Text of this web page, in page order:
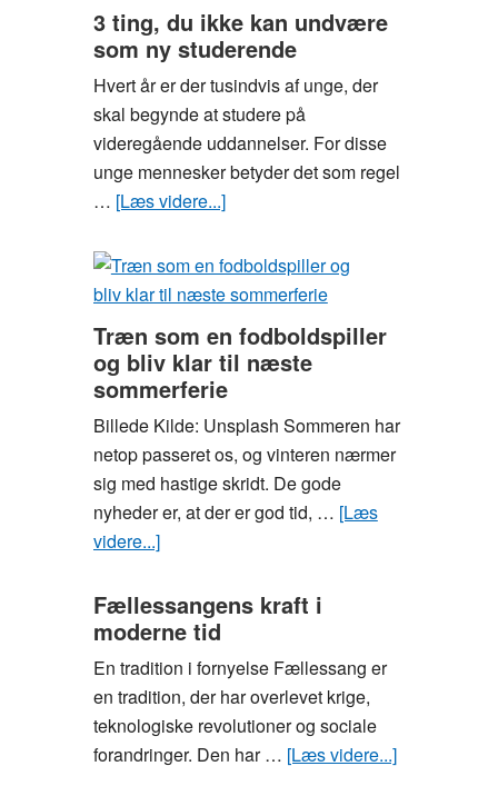
studerende
3 ting, du ikke kan undvære
som ny studerende
Hvert år er der tusindvis af unge, der
skal begynde at studere på
videregående uddannelser. For disse
unge mennesker betyder det som regel
… [Læs videre...]om
ting,
du
kan
undvære
som
ny
studerende
Træn som en fodboldspiller
og bliv klar til næste
sommerferie
Billede Kilde: Unsplash Sommeren har
netop passeret os, og vinteren nærmer
sig med hastige skridt. De gode
nyheder er, at der er god tid, … [Læs
videre...]om
som
en
fodboldspiller
og
bliv
klar
til
Fællessangens kraft i
moderne tid
En tradition i fornyelse Fællessang er
en tradition, der har overlevet krige,
teknologiske revolutioner og sociale
forandringer. Den har … [Læs videre...]om